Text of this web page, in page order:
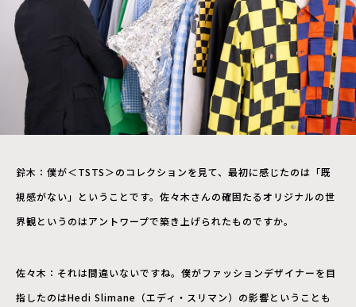
鈴木：僕が＜TSTS＞のコレクションを見て、最初に感じたのは「既
視感がない」ということです。佐々木さんの確固たるオリジナルの世
界観というのはアントワープで築き上げられたものですか。
佐々木：それは間違いないですね。僕がファッションデザイナーを目
指したのはHedi Slimane（エディ・スリマン）の影響ということも